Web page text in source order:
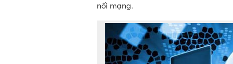
nối mạng.